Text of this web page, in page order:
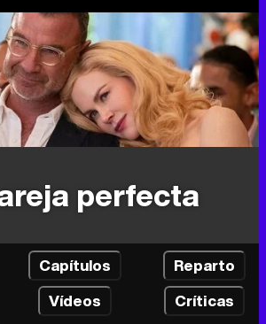
perfecta
Capítulos
Reparto
Vídeos
Críticas